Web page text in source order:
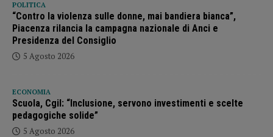
POLITICA
“Contro la violenza sulle donne, mai bandiera bianca”,
Piacenza rilancia la campagna nazionale di Anci e
Presidenza del Consiglio
5 Agosto 2026
ECONOMIA
Scuola, Cgil: “Inclusione, servono investimenti e scelte
pedagogiche solide”
5 Agosto 2026